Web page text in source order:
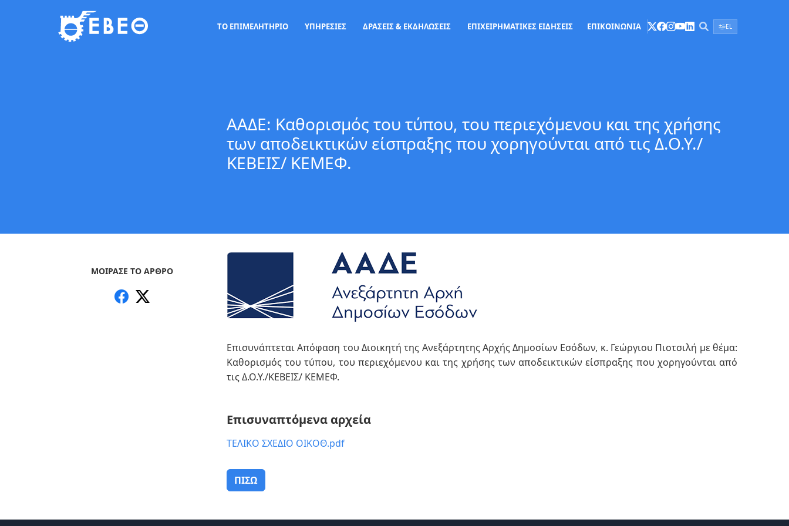
ΤΟ ΕΠΙΜΕΛΗΤΗΡΙΟ ΥΠΗΡΕΣΙΕΣ ΔΡΑΣΕΙΣ & ΕΚΔΗΛΩΣΕΙΣ ΕΠΙΧΕΙΡΗΜΑΤΙΚΕΣ ΕΙΔΗΣΕΙΣ ΕΠΙΚΟΙΝΩΝΙΑ EL
ΑΑΔΕ: Καθορισμός του τύπου, του περιεχόμενου και της χρήσης
των αποδεικτικών είσπραξης που χορηγούνται από τις Δ.Ο.Υ./
ΚΕΒΕΙΣ/ ΚΕΜΕΦ.
ΜΟΙΡΑΣΕ ΤΟ ΑΡΘΡΟ
Επισυνάπτεται Απόφαση του Διοικητή της Ανεξάρτητης Αρχής Δημοσίων Εσόδων, κ. Γεώργιου Πιοτσιλή με θέμα:
Καθορισμός του τύπου, του περιεχόμενου και της χρήσης των αποδεικτικών είσπραξης που χορηγούνται από
τις Δ.Ο.Υ./ΚΕΒΕΙΣ/ ΚΕΜΕΦ.
Επισυναπτόμενα αρχεία
ΤΕΛΙΚΟ ΣΧΕΔΙΟ ΟΙΚΟΘ.pdf
ΠΙΣΩ